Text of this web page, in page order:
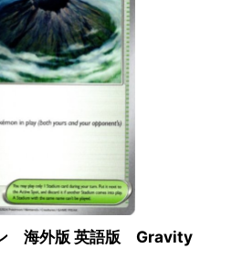
海外版 英語版 Gravity